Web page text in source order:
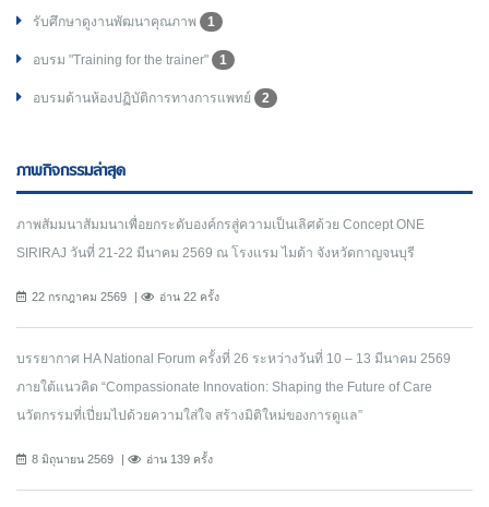
รับศึกษาดูงานพัฒนาคุณภาพ 1
อบรม "Training for the trainer" 1
อบรมด้านห้องปฏิบัติการทางการแพทย์ 2
ภาพกิจกรรมล่าสุด
ภาพสัมมนาสัมมนาเพื่อยกระดับองค์กรสู่ความเป็นเลิศด้วย Concept ONE
SIRIRAJ วันที่ 21-22 มีนาคม 2569 ณ โรงแรม ไมด้า จังหวัดกาญจนบุรี
22 กรกฎาคม 2569 อ่าน 22 ครั้ง
บรรยากาศ HA National Forum ครั้งที่ 26 ระหว่างวันที่ 10 – 13 มีนาคม 2569
ภายใต้แนวคิด “Compassionate Innovation: Shaping the Future of Care
นวัตกรรมที่เปี่ยมไปด้วยความใส่ใจ สร้างมิติใหม่ของการดูแล”
8 มิถุนายน 2569 อ่าน 139 ครั้ง